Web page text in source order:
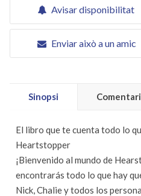
Avisar disponibilitat
Enviar això a un amic
Sinopsi
El libro que te cuenta todo lo
Heartstopper
¡Bienvenido al mundo de
encontrarás todo lo que hay
Nick, Chalie y todos los